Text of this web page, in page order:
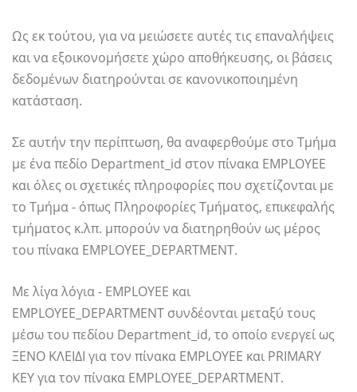
Ως εκ τούτου, για να μειώσετε αυτές τις επαναλήψεις
και να εξοικονομήσετε χώρο αποθήκευσης, οι βάσεις
δεδομένων διατηρούνται σε κανονικοποιημένη
κατάσταση.
Σε αυτήν την περίπτωση, θα αναφερθούμε στο Τμήμα
με ένα πεδίο Department_id στον πίνακα EMPLOYEE
και όλες οι σχετικές πληροφορίες που σχετίζονται με
το Τμήμα - όπως Πληροφορίες Τμήματος, επικεφαλής
τμήματος κ.λπ. μπορούν να διατηρηθούν ως μέρος
του πίνακα EMPLOYEE_DEPARTMENT.
Με λίγα λόγια - EMPLOYEE και
EMPLOYEE_DEPARTMENT συνδέονται μεταξύ τους
μέσω του πεδίου Department_id, το οποίο ενεργεί ως
ΞΕΝΟ ΚΛΕΙΔΙ για τον πίνακα EMPLOYEE και PRIMARY
KEY για τον πίνακα EMPLOYEE_DEPARTMENT.